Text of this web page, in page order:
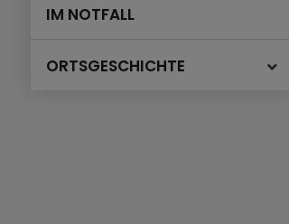
IM NOTFALL
ORTSGESCHICHTE